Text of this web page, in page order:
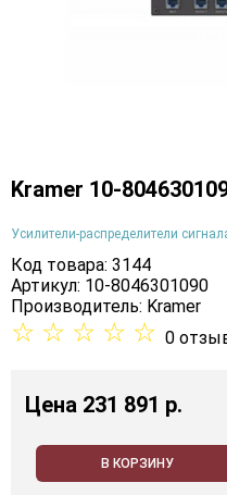
Kramer 10-
Усилители-распределители
Код товара: 3144
Артикул: 10-8046301090
Производитель: Kramer
☆ ☆ ☆ ☆ ☆ 0
Цена 231 891 p.
В КОРЗИНУ